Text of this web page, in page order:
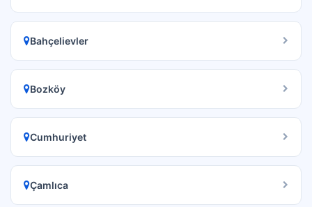
Bahçelievler
Bozköy
Cumhuriyet
Çamlıca